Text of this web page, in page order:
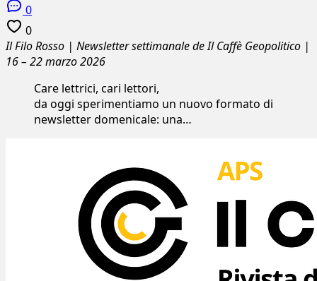
0
0
Il Filo Rosso | Newsletter settimanale de Il Caffè Geopolitico |
16 – 22 marzo 2026
Care lettrici, cari lettori,
da oggi sperimentiamo un nuovo formato di
newsletter domenicale: una…